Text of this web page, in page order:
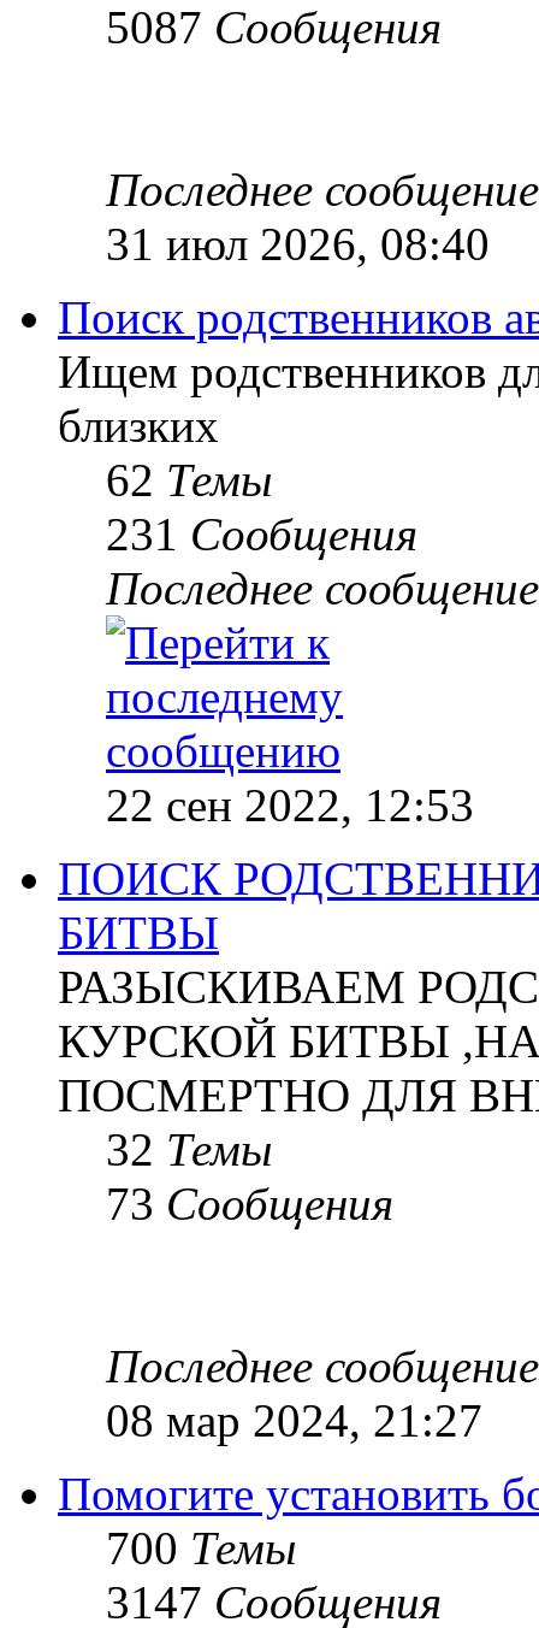
5087 Сообщения
Последнее сообщение
31 июл 2026, 08:40
Поиск родственников
Ищем родственников
близких
62 Темы
231 Сообщения
Последнее сообщение
22 сен 2022, 12:53
ПОИСК
БИТВЫ
РАЗЫСКИВАЕМ
КУРСКОЙ БИТВЫ
ПОСМЕРТНО ДЛЯ
32 Темы
73 Сообщения
Последнее сообщение
08 мар 2024, 21:27
Помогите установить
700 Темы
3147 Сообщения